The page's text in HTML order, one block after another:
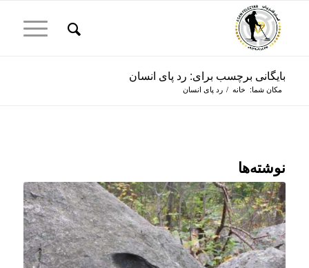
بایگانی برچسب برای: رد پای انسان
مکان شما: خانه / رد پای انسان
نوشته‌ها